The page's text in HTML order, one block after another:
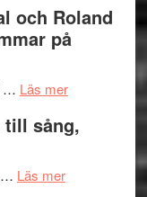
I
Delvis
genrens
terräng
och Roland
på
… Läs merom
Endre,
till sång,
… Läs merom